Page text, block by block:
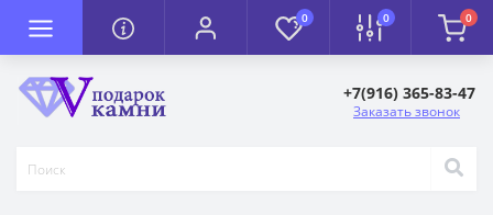
0 0 0
+7(916) 365-83-47
Заказать звонок